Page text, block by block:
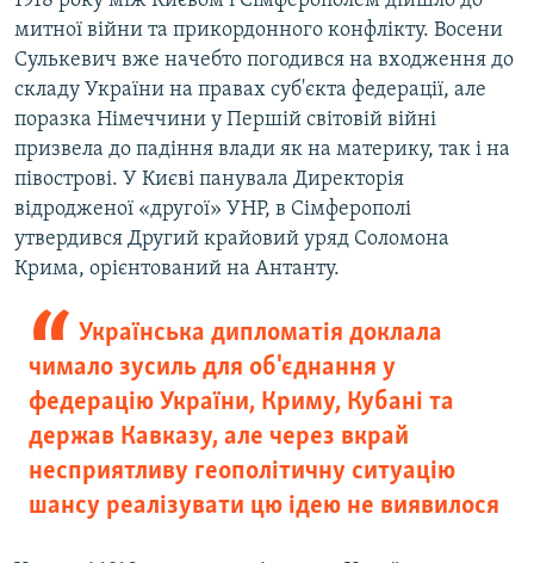
митної війни та прикордонного конфлікту. Восени
Сулькевич вже начебто погодився на входження до
складу України на правах суб'єкта федерації, але
поразка Німеччини у Першій світовій війні
призвела до падіння влади як на материку, так і на
півострові. У Києві панувала Директорія
відродженої «другої» УНР, в Сімферополі
утвердився Другий крайовий уряд Соломона
Крима, орієнтований на Антанту.
Українська дипломатія доклала
чимало зусиль для об'єднання у
федерацію України, Криму, Кубані та
держав Кавказу, але через вкрай
несприятливу геополітичну ситуацію
шансу реалізувати цю ідею не виявилося